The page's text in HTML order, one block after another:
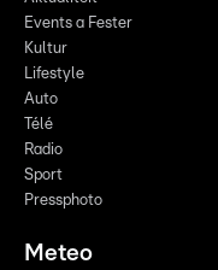
Events a Fester
Kultur
Lifestyle
Auto
Télé
Radio
Sport
Pressphoto
Meteo